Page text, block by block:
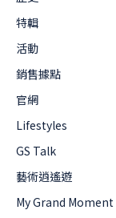
特輯
活動
銷售據點
官網
Lifestyles
GS Talk
藝術逍遙遊
My Grand Moment